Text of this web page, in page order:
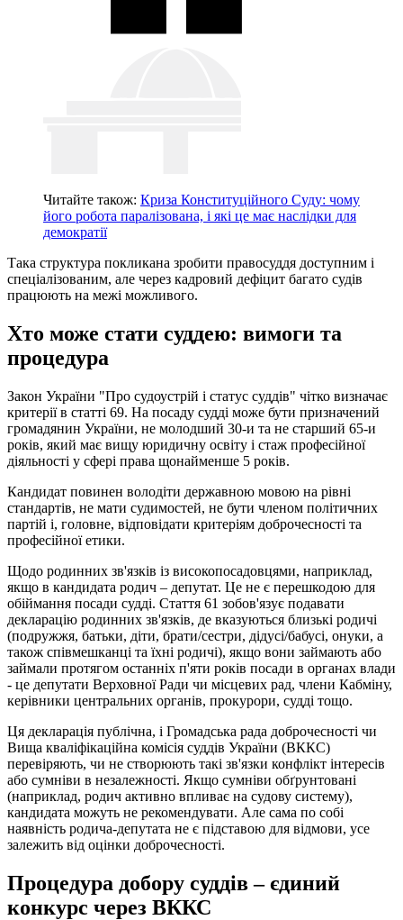
Читайте також: Криза Конституційного Суду: чому
його робота паралізована, і які це має наслідки для
демократії
Така структура покликана зробити правосуддя доступним і
спеціалізованим, але через кадровий дефіцит багато судів
працюють на межі можливого.
Хто може стати суддею: вимоги та
процедура
Закон України "Про судоустрій і статус суддів" чітко визначає
критерії в статті 69. На посаду судді може бути призначений
громадянин України, не молодший 30-и та не старший 65-и
років, який має вищу юридичну освіту і стаж професійної
діяльності у сфері права щонайменше 5 років.
Кандидат повинен володіти державною мовою на рівні
стандартів, не мати судимостей, не бути членом політичних
партій і, головне, відповідати критеріям доброчесності та
професійної етики.
Щодо родинних зв'язків із високопосадовцями, наприклад,
якщо в кандидата родич – депутат. Це не є перешкодою для
обіймання посади судді. Стаття 61 зобов'язує подавати
декларацію родинних зв'язків, де вказуються близькі родичі
(подружжя, батьки, діти, брати/сестри, дідусі/бабусі, онуки, а
також співмешканці та їхні родичі), якщо вони займають або
займали протягом останніх п'яти років посади в органах влади
- це депутати Верховної Ради чи місцевих рад, члени Кабміну,
керівники центральних органів, прокурори, судді тощо.
Ця декларація публічна, і Громадська рада доброчесності чи
Вища кваліфікаційна комісія суддів України (ВККС)
перевіряють, чи не створюють такі зв'язки конфлікт інтересів
або сумніви в незалежності. Якщо сумніви обґрунтовані
(наприклад, родич активно впливає на судову систему),
кандидата можуть не рекомендувати. Але сама по собі
наявність родича-депутата не є підставою для відмови, усе
залежить від оцінки доброчесності.
Процедура добору суддів – єдиний
конкурс через ВККС